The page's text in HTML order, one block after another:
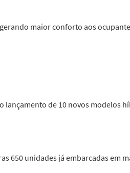
maior conforto aos
lançamento de 10 novos modelos
650 unidades já embarcadas em